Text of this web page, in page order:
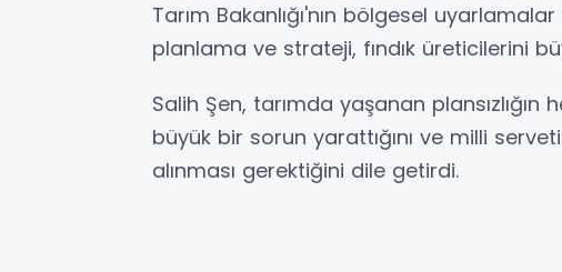
Tarım Bakanlığı'nın bölgesel
planlama ve strateji, fındık üreticilerini
Salih Şen, tarımda yaşanan
büyük bir sorun yarattığını ve milli
alınması gerektiğini dile getirdi.